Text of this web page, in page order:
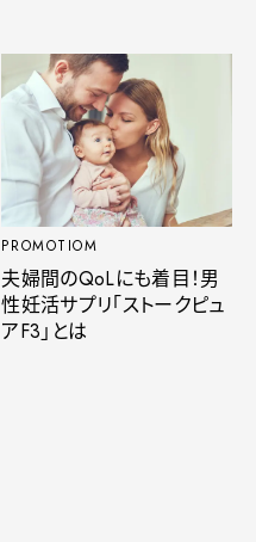
PROMOTIOM
夫婦間のQoLにも着目！男
性妊活サプリ「ストークピュ
アF3」とは